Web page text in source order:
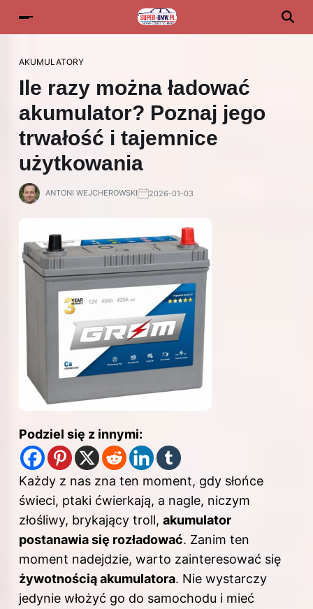
AKUMULATORY
Ile razy można ładować
akumulator? Poznaj jego
trwałość i tajemnice
użytkowania
ANTONI WEJCHEROWSKI 2026-01-03
Podziel się z innymi:
Każdy z nas zna ten moment, gdy słońce
świeci, ptaki ćwierkają, a nagle, niczym
złośliwy, brykający troll, akumulator
postanawia się rozładować. Zanim ten
moment nadejdzie, warto zainteresować się
żywotnością akumulatora. Nie wystarczy
jedynie włożyć go do samochodu i mieć